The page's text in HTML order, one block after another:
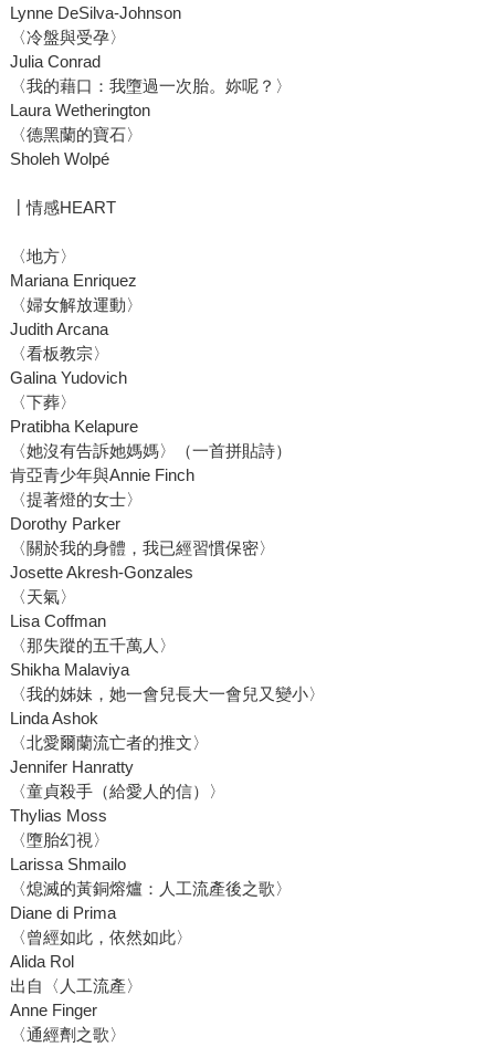
Lynne DeSilva-Johnson
〈冷盤與受孕〉
Julia Conrad
〈我的藉口：我墮過一次胎。妳呢？〉
Laura Wetherington
〈德黑蘭的寶石〉
Sholeh Wolpé
┃情感HEART
〈地方〉
Mariana Enriquez
〈婦女解放運動〉
Judith Arcana
〈看板教宗〉
Galina Yudovich
〈下葬〉
Pratibha Kelapure
〈她沒有告訴她媽媽〉（一首拼貼詩）
肯亞青少年與Annie Finch
〈提著燈的女士〉
Dorothy Parker
〈關於我的身體，我已經習慣保密〉
Josette Akresh-Gonzales
〈天氣〉
Lisa Coffman
〈那失蹤的五千萬人〉
Shikha Malaviya
〈我的姊妹，她一會兒長大一會兒又變小〉
Linda Ashok
〈北愛爾蘭流亡者的推文〉
Jennifer Hanratty
〈童貞殺手（給愛人的信）〉
Thylias Moss
〈墮胎幻視〉
Larissa Shmailo
〈熄滅的黃銅熔爐：人工流產後之歌〉
Diane di Prima
〈曾經如此，依然如此〉
Alida Rol
出自〈人工流產〉
Anne Finger
〈通經劑之歌〉